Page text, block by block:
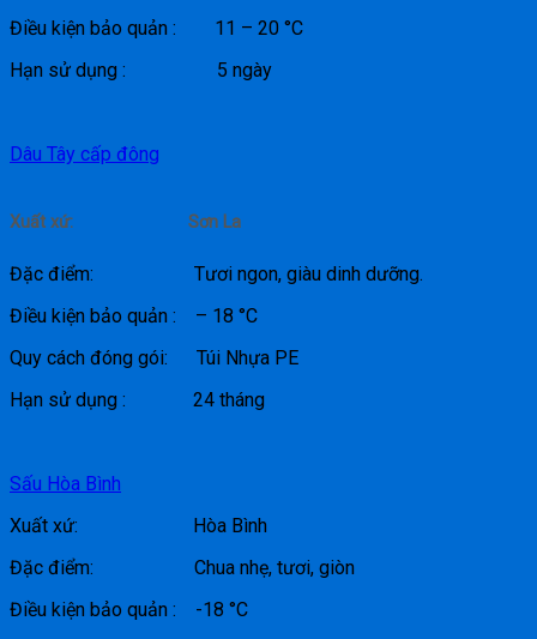
Điều kiện bảo quản : 11 – 20 °C
Hạn sử dụng : 5 ngày
Dâu Tây cấp đông
Xuất xứ: Sơn La
Đặc điểm: Tươi ngon, giàu dinh dưỡng.
Điều kiện bảo quản : – 18 °C
Quy cách đóng gói: Túi Nhựa PE
Hạn sử dụng : 24 tháng
Sấu Hòa Bình
Xuất xứ: Hòa Bình
Đặc điểm: Chua nhẹ, tươi, giòn
Điều kiện bảo quản : -18 °C